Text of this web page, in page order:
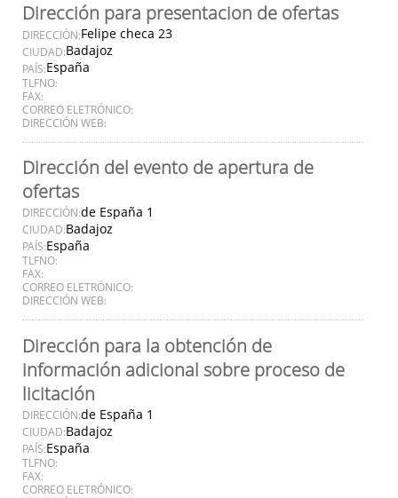
Dirección para presentacion de ofertas
DIRECCIÓN:Felipe checa 23
CIUDAD:Badajoz
PAÍS:España
TLFNO:
FAX:
CORREO ELETRÓNICO:
DIRECCIÓN WEB:
Dirección del evento de apertura de
ofertas
DIRECCIÓN:de España 1
CIUDAD:Badajoz
PAÍS:España
TLFNO:
FAX:
CORREO ELETRÓNICO:
DIRECCIÓN WEB:
Dirección para la obtención de
información adicional sobre proceso de
licitación
DIRECCIÓN:de España 1
CIUDAD:Badajoz
PAÍS:España
TLFNO:
FAX:
CORREO ELETRÓNICO: